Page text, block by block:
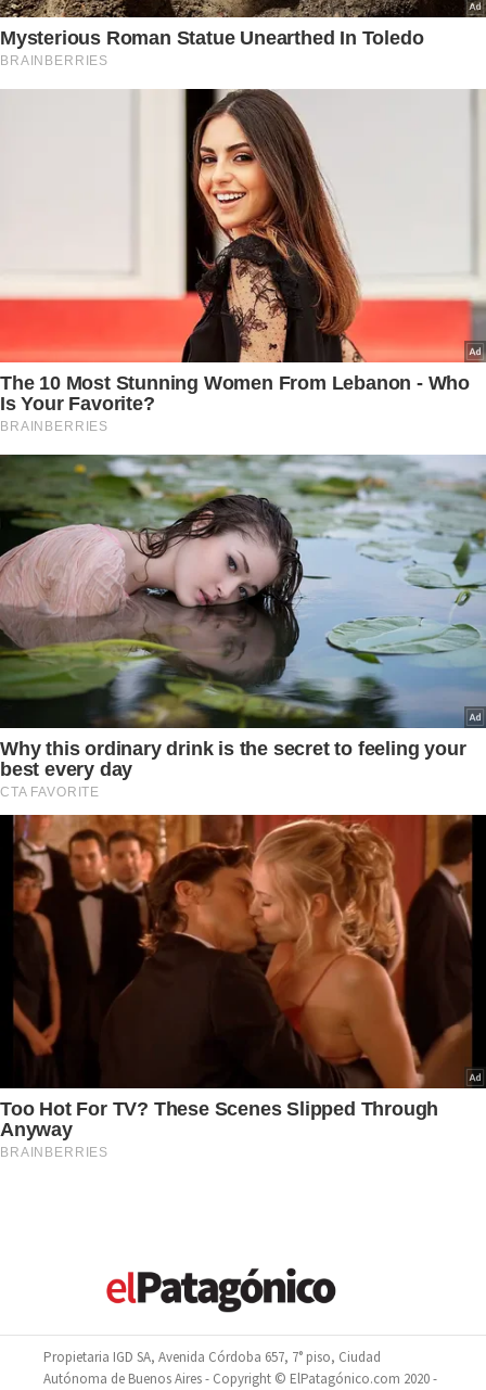
Propietaria IGD SA, Avenida Córdoba 657, 7° piso, Ciudad
Autónoma de Buenos Aires - Copyright © ElPatagónico.com 2020 -